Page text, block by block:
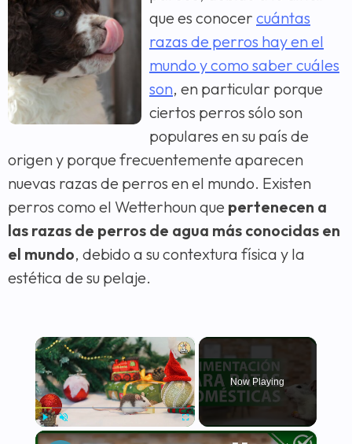
que es conocer cuántas
razas de perros hay en el
mundo y como saber cuáles
son, en particular porque
ciertos perros sólo son
populares en su país de
origen y porque frecuentemente aparecen
nuevas razas de perros en el mundo. Existen
perros como el Wetterhoun que pertenecen a
las razas de perros de agua más conocidas en
el mundo, debido a su contextura física y la
estética de su pelaje.
×
Play Unmute Fullscreen
Now Playing
×